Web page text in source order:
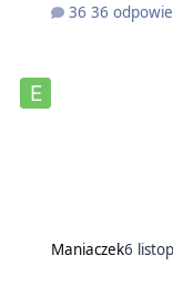
36
Maniaczek6